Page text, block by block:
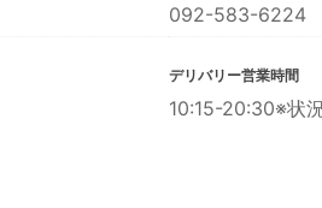
092-583-6224
デリバリー営業時間
10:15-20:30※状